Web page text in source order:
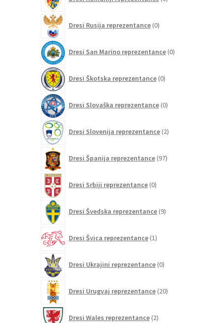
izdelkov
Dresi Rusija reprezentance 0izdelkov
Dresi San Marino reprezentance 0izdelkov
Dresi Škotska reprezentance 0izdelkov
Dresi Slovaška reprezentance 0izdelkov
Dresi Slovenija reprezentance 2izdelka
Dresi Španija reprezentance 97izdelkov
Dresi Srbiji reprezentance 0izdelkov
Dresi Švedska reprezentance 9izdelkov
Dresi Švica reprezentance 1izdelek
Dresi Ukrajini reprezentance 0izdelkov
Dresi Urugvaj reprezentance 20izdelkov
Dresi Wales reprezentance 2